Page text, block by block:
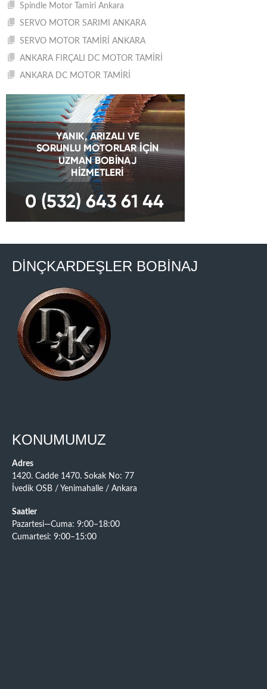
Spindle Motor Tamiri Ankara
SERVO MOTOR SARIMI ANKARA
SERVO MOTOR TAMİRİ ANKARA
ANKARA FIRÇALI DC MOTOR TAMİRİ
ANKARA DC MOTOR TAMİRİ
DİNÇKARDEŞLER BOBİNAJ
KONUMUMUZ
Adres
1420. Cadde 1470. Sokak No: 77
İvedik OSB / Yenimahalle / Ankara
Saatler
Pazartesi—Cuma: 9:00–18:00
Cumartesi: 9:00–15:00